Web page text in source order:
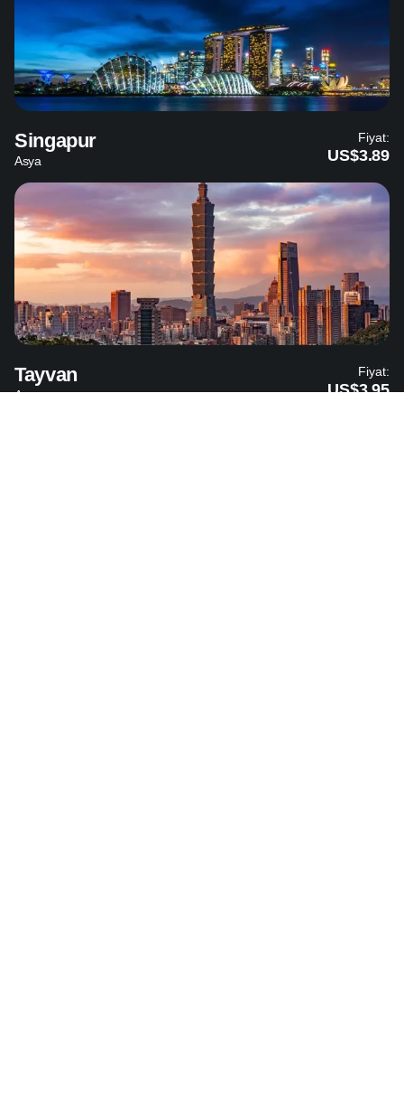
Singapur
Asya
Fiyat:
US$3.89
Tayvan
Asya
Fiyat:
US$3.95